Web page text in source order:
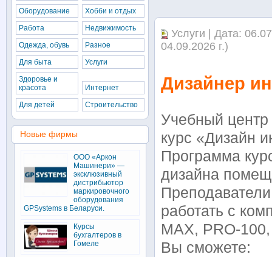
Услуги | Дата:
04.09.2026 г.)
Дизайнер
Учебный
курс «Дизайн
Программа
дизайна
работать с
MAX, PRO-
Вы сможете:
Оборудование
Хобби и отдых
Работа
Недвижимость
Одежда, обувь
Разное
Для быта
Услуги
Здоровье и
красота
Интернет
Для детей
Строительство
Новые фирмы
ООО «Аркон
Машинери» —
эксклюзивный
дистрибьютор
маркировочного
оборудования
GPSystems в Беларуси.
Курсы
бухгалтеров в
Гомеле